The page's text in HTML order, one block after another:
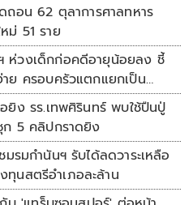
ถอน 62 ตุลาการศาลทหาร
ม่ 51 ราย
ห่วงเด็กก่อคดีอายุน้อยลง ชี้
าย ครอบครัวแตกแยกเป็น
ยิง รร.เทพศิรินทร์ พบใช้ปืนปู่
5 คลิปกราดยิง
มรมกำนันฯ รับได้ลดวาระเหลือ
นสตรีอำเภอละล้าน